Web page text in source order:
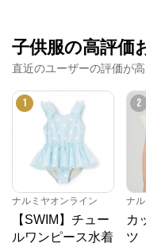
子供服の高評価
直近のユーザーの評価が
1
ナルミヤオンライン
【SWIM】チュー
ルワンピース水着
2
ナ
カ
ツ